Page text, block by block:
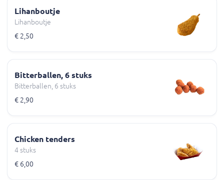
Lihanboutje
Lihanboutje
€ 2,50
Bitterballen, 6 stuks
Bitterballen, 6 stuks
€ 2,90
Chicken tenders
4 stuks
€ 6,00